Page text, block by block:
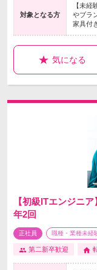
対象となる方
【未
やブラ
家具付
気になる
【初級ITエンジニ
年2回
正社員 職種・業種未経
第二新卒歓迎